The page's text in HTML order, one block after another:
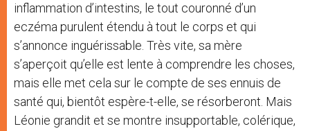
inflammation d’intestins, le tout couronné d’un
eczéma purulent étendu à tout le corps et qui
s’annonce inguérissable. Très vite, sa mère
s’aperçoit qu’elle est lente à comprendre les choses,
mais elle met cela sur le compte de ses ennuis de
santé qui, bientôt espère-t-elle, se résorberont. Mais
Léonie grandit et se montre insupportable, colérique,